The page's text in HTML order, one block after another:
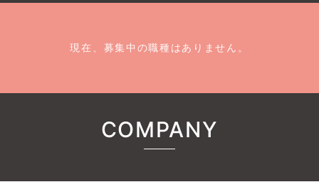
現在、募集中の職種はありません。
COMPANY